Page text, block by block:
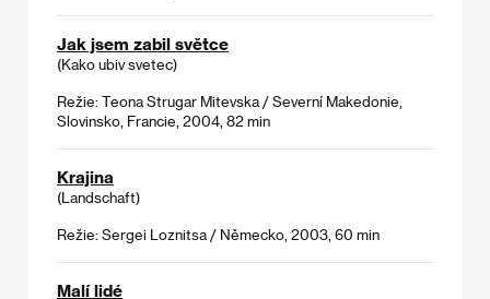
Jak jsem zabil světce
(Kako ubiv svetec)
Režie: Teona Strugar Mitevska / Severní Makedonie,
Slovinsko, Francie, 2004, 82 min
Krajina
(Landschaft)
Režie: Sergei Loznitsa / Německo, 2003, 60 min
Malí lidé